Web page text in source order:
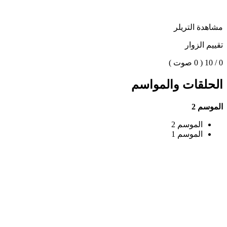
مشاهدة التريلر
تقييم الزوار
0 / 10 ( 0 صوت )
الحلقات والمواسم
الموسم 2
الموسم 2
الموسم 1